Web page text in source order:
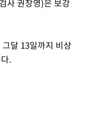
사 권창영)은 보강
달 13일까지 비상
.